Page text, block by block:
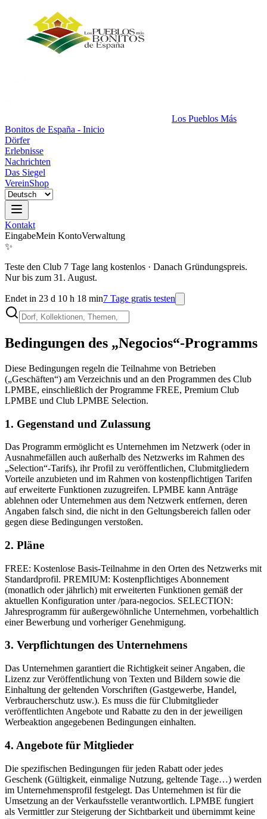
Los Pueblos Más
Bonitos de España - Inicio
Dörfer
Erlebnisse
Nachrichten
Das Siegel
VereinShop
Kontakt
EingabeMein KontoVerwaltung
✨
Teste den Club 7 Tage lang kostenlos · Danach Gründungspreis.
Nur bis zum 31. August.
Endet in 23 d 10 h 18 min7 Tage gratis testen
Bedingungen des „Negocios“-Programms
Diese Bedingungen regeln die Teilnahme von Betrieben
(„Geschäften“) am Verzeichnis und an den Programmen des Club
LPMBE, einschließlich der Programme FREE, Premium Club
LPMBE und Club LPMBE Selection.
1. Gegenstand und Zulassung
Das Programm ermöglicht es Unternehmen im Netzwerk (oder in
Ausnahmefällen auch außerhalb des Netzwerks im Rahmen des
„Selection“-Tarifs), ihr Profil zu veröffentlichen, Clubmitgliedern
Vorteile anzubieten und im Rahmen von kostenpflichtigen Tarifen
auf erweiterte Funktionen zuzugreifen. LPMBE kann Anträge
ablehnen oder Unternehmen aus dem Netzwerk entfernen, deren
Angaben falsch sind, die nicht in den Geltungsbereich fallen oder
gegen diese Bedingungen verstoßen.
2. Pläne
FREE: Kostenlose Basis-Teilnahme in den Orten des Netzwerks mit
Standardprofil. PREMIUM: Kostenpflichtiges Abonnement
(monatlich oder jährlich) mit erweiterten Funktionen gemäß der
aktuellen Konfiguration unter /para-negocios. SELECTION:
Jahresprogramm für außergewöhnliche Unternehmen, vorbehaltlich
einer Bewerbung und vorheriger Genehmigung.
3. Verpflichtungen des Unternehmens
Das Unternehmen garantiert die Richtigkeit seiner Angaben, die
Lizenz zur Veröffentlichung von Texten und Bildern sowie die
Einhaltung der geltenden Vorschriften (Gastgewerbe, Handel,
Verbraucherschutz usw.). Es muss die für Clubmitglieder
veröffentlichten Angebote und Rabatte zu den in der jeweiligen
Werbeaktion angegebenen Bedingungen einhalten.
4. Angebote für Mitglieder
Die spezifischen Bedingungen für jeden Rabatt oder jedes
Geschenk (Gültigkeit, einmalige Nutzung, geltende Tage…) werden
im Unternehmensprofil festgelegt. Das Unternehmen ist für die
Umsetzung an der Verkaufsstelle verantwortlich. LPMBE fungiert
als Vermittler zur Steigerung der Sichtbarkeit und übernimmt keine